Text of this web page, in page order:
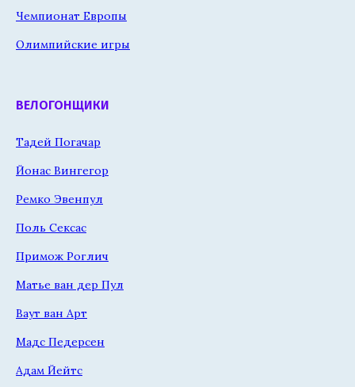
Чемпионат Европы
Олимпийские игры
ВЕЛОГОНЩИКИ
Тадей Погачар
Йонас Вингегор
Ремко Эвенпул
Поль Сексас
Примож Роглич
Матье ван дер Пул
Ваут ван Арт
Мадс Педерсен
Адам Йейтс